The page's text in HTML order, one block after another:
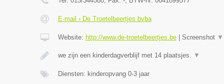
E-mail › De Troetelbeertjes bvba
Website: http://www.de-troetelbeertjes.be| Screenshot ▼
we zijn een kinderdagverblijf met 14 plaatsjes. ▼
Diensten: kinderopvang 0-3 jaar